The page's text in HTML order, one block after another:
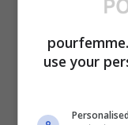
Forse è per
cercano
non
use your